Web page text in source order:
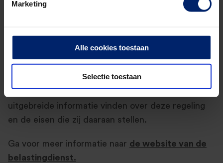
Marketing
Alle cookies toestaan
Selectie toestaan
(toekomstig) beroep volgen waarvoor geen recht
Echter, niet alle studiekosten zijn aftrekbaar. Op
de website van de belastingdienst kun je
uitgebreide informatie vinden over deze regeling
en de eisen die zij daaraan stellen.
Ga voor meer informatie naar de website van de
belastingdienst.